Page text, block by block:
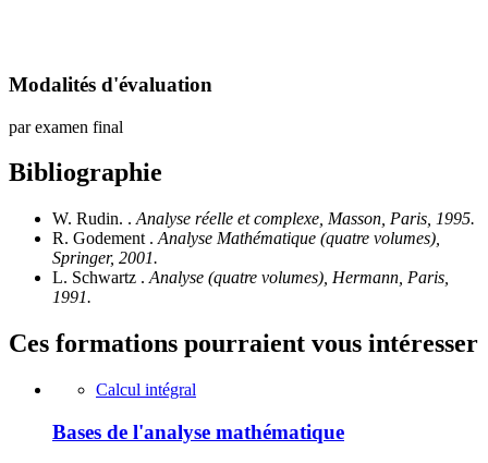
Modalités d'évaluation
par examen final
Bibliographie
W. Rudin. . Analyse réelle et complexe, Masson, Paris, 1995.
R. Godement . Analyse Mathématique (quatre volumes),
Springer, 2001.
L. Schwartz . Analyse (quatre volumes), Hermann, Paris,
1991.
Ces formations pourraient vous intéresser
Calcul intégral
Bases de l'analyse mathématique